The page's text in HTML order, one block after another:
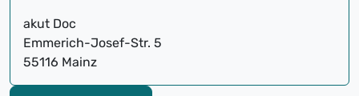
akut Doc
Emmerich-Josef-Str. 5
55116 Mainz